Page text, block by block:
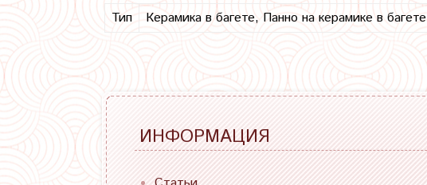
Тип Керамика в багете, Панно на керамике в багете
ИНФОРМАЦИЯ